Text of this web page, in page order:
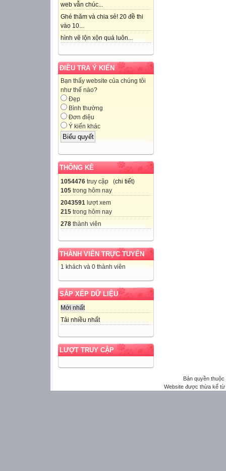
web vẫn chúc...
Ghé thăm và chia sẻ! 20 đề thi
vào 10...
hình vẽ lộn xộn quá luôn...
ĐIỀU TRA Ý KIẾN
Bạn thấy website của chúng tôi
như thế nào?
Đẹp
Bình thường
Đơn điệu
Ý kiến khác
THỐNG KÊ
1054476 truy cập (chi tiết)
105 trong hôm nay
2043591 lượt xem
215 trong hôm nay
278 thành viên
THÀNH VIÊN TRỰC TUYẾN
1 khách và 0 thành viên
SẮP XẾP DỮ LIỆU
Mới nhất
Tải nhiều nhất
LƯỢT TRUY CẬP
Bản quyền
Website được thừa kế từ